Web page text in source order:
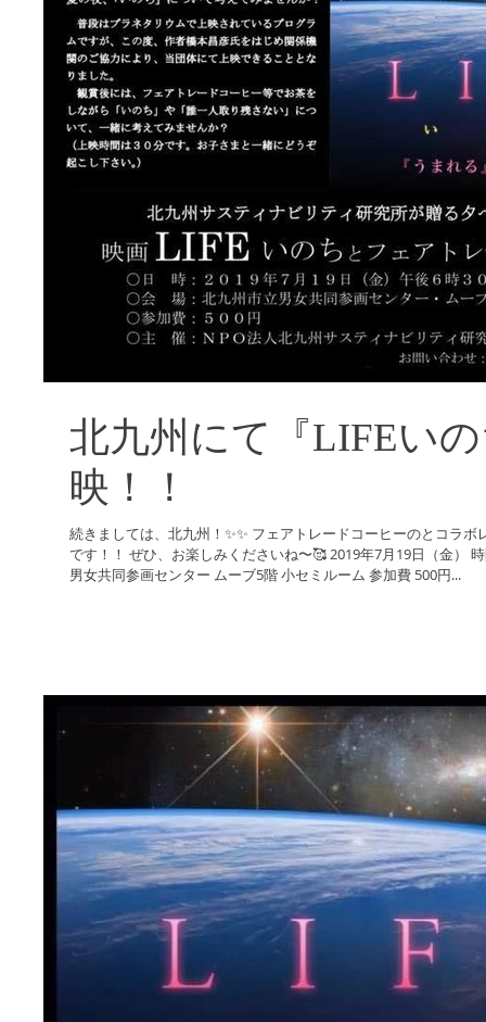
北九州にて『LIFEい
映！！
続きましては、北九州！✨✨ フェアトレードコーヒーのとコラ
です！！ ぜひ、お楽しみくださいね〜🥰 2019年7月19日（金） 時間 午後6時30分〜 場所 北九州市立
男女共同参画センター ムーブ5階 小セミルーム 参加費 500円...